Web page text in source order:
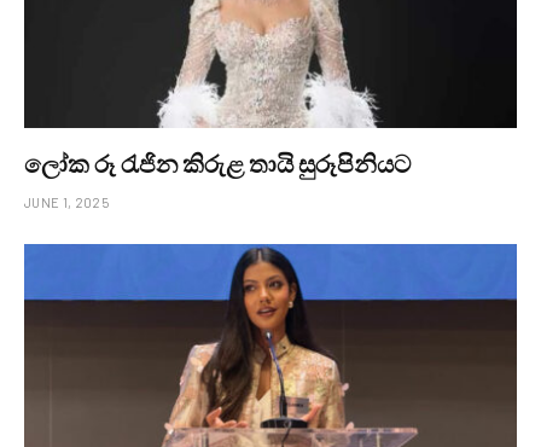
ලෝක රූ රැජින කිරුළ තායි සුරූපිනියට
JUNE 1, 2025